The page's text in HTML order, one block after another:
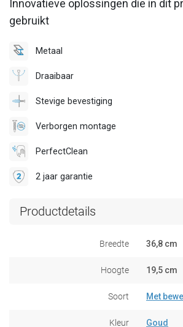
Innovatieve oplossingen die in dit
gebruikt
Metaal
Draaibaar
Stevige bevestiging
Verborgen montage
PerfectClean
2 jaar garantie
Productdetails
Breedte 36,8 cm
Hoogte 19,5 cm
Soort Met
Kleur Goud